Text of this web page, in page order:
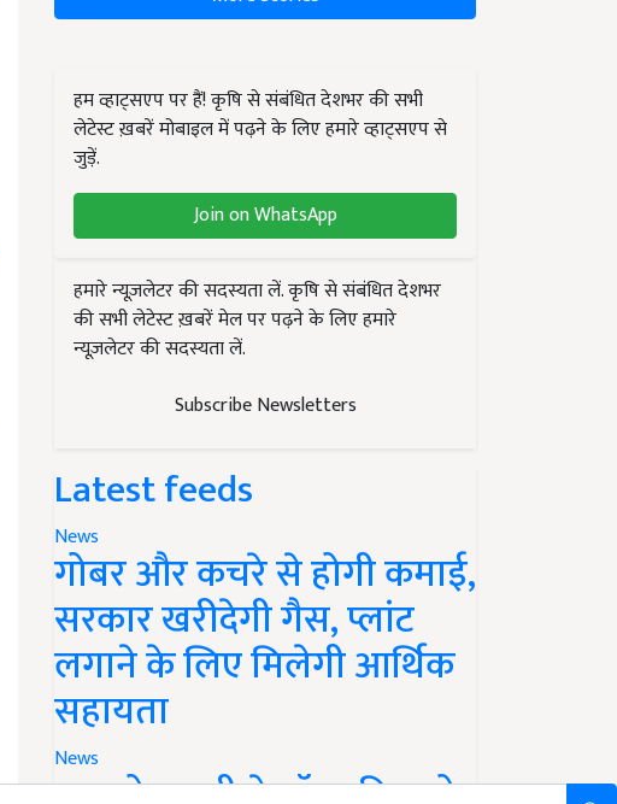
हम व्हाट्सएप पर हैं! कृषि से संबंधित देशभर की सभी
लेटेस्ट ख़बरें मोबाइल में पढ़ने के लिए हमारे व्हाट्सएप से
जुड़ें.
Join on WhatsApp
हमारे न्यूज़लेटर की सदस्यता लें. कृषि से संबंधित देशभर
की सभी लेटेस्ट ख़बरें मेल पर पढ़ने के लिए हमारे
न्यूज़लेटर की सदस्यता लें.
Subscribe Newsletters
Latest feeds
News
गोबर और कचरे से होगी कमाई,
सरकार खरीदेगी गैस, प्लांट
लगाने के लिए मिलेगी आर्थिक
सहायता
News